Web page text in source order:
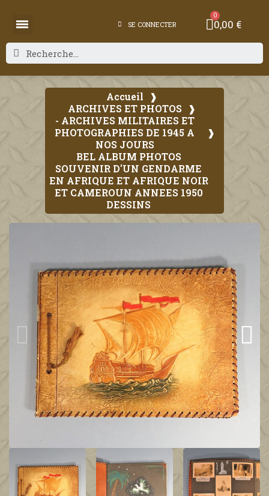
SE CONNECTER 0,00 €
Accueil
ARCHIVES ET PHOTOS
- ARCHIVES MILITAIRES ET
PHOTOGRAPHIES DE 1945 A
NOS JOURS
BEL ALBUM PHOTOS
SOUVENIR D'UN GENDARME
EN AFRIQUE ET AFRIQUE NOIR
ET CAMEROUN ANNEES 1950
DESSINS